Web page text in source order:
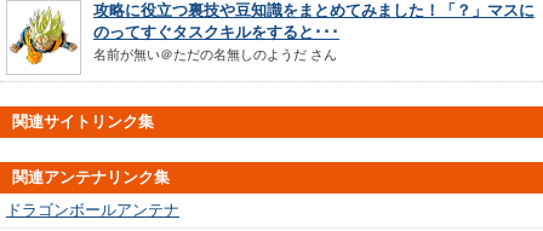
攻略に役立つ裏技や豆知識をまとめてみました！「？」マスに
のってすぐタスクキルをすると･･･
名前が無い＠ただの名無しのようだ さん
関連サイトリンク集
関連アンテナリンク集
ドラゴンボールアンテナ